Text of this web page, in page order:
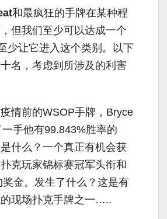
和最疯狂的手牌在某种程
但我们至少可以达成一个
少让它进入这个类别。以下
名，考虑到所涉及的利害
情前的WSOP手牌，Bryce
手他有99.843%胜率的
什么？一个真正有机会获
克玩家锦标赛冠军头衔和
金。发生了什么？这是有
现场扑克手牌之一…..